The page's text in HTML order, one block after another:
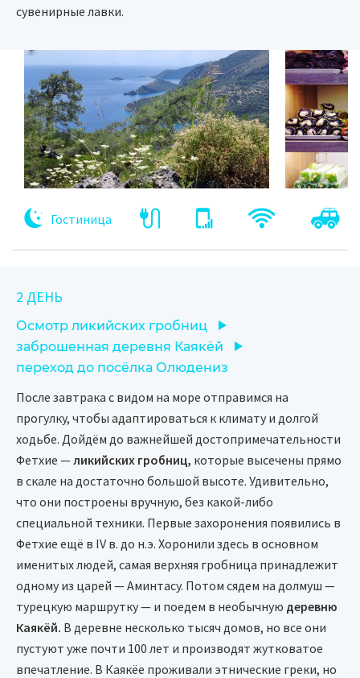
сувенирные лавки.
Гостиница
2 ДЕНЬ
Осмотр ликийских гробниц
заброшенная деревня Каякёй
переход до посёлка Олюдениз
После завтрака с видом на море отправимся на
прогулку, чтобы адаптироваться к климату и долгой
ходьбе. Дойдём до важнейшей достопримечательности
Фетхие —ликийских гробниц, которые высечены прямо
в скале на достаточно большой высоте. Удивительно,
что они построены вручную, без какой-либо
специальной техники. Первые захоронения появились в
Фетхие ещё в IV в. до н.э. Хоронили здесь в основном
именитых людей, самая верхняя гробница принадлежит
одному из царей — Аминтасу. Потом сядем на долмуш —
турецкую маршрутку — и поедем в необычную деревню
Каякёй. В деревне несколько тысяч домов, но все они
пустуют уже почти 100 лет и производят жутковатое
впечатление. В Каякёе проживали этнические греки, но